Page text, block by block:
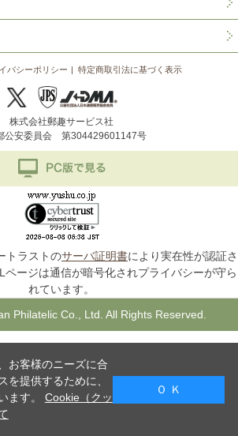
バシーポリシー 特定商取引法に基づく表示
株式会社郵趣サービス社
公安委員会 第304429601147号
トラストのサーバ証明書により実在性が認証さ
ページは通信が暗号化されプライバシーが守ら
れています。
Philatelic Co., Ltd. All Rights Reserved.
お客様のニーズに合
を提供するために、
ます。 Cookie（クッ
Ｏ Ｋ